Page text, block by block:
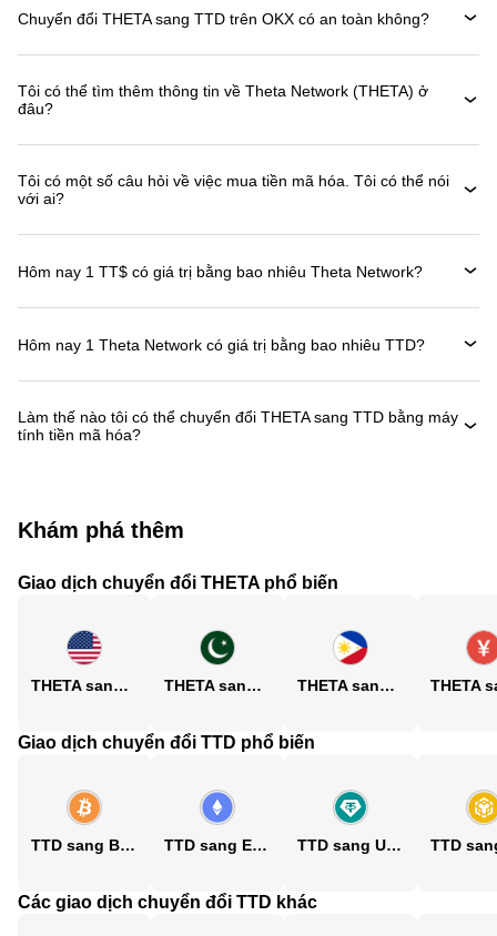
Chuyển đổi THETA sang TTD trên OKX có an toàn không?
Tôi có thể tìm thêm thông tin về Theta Network (THETA) ở
đâu?
Tôi có một số câu hỏi về việc mua tiền mã hóa. Tôi có thể nói
với ai?
Hôm nay 1 TT$ có giá trị bằng bao nhiêu Theta Network?
Hôm nay 1 Theta Network có giá trị bằng bao nhiêu TTD?
Làm thế nào tôi có thể chuyển đổi THETA sang TTD bằng máy
tính tiền mã hóa?
Khám phá thêm
Giao dịch chuyển đổi THETA phổ biến
THETA sang USD THETA sang PKR THETA sang PHP
Giao dịch chuyển đổi TTD phổ biến
TTD sang BTC TTD sang ETH TTD sang USDT
Các giao dịch chuyển đổi TTD khác